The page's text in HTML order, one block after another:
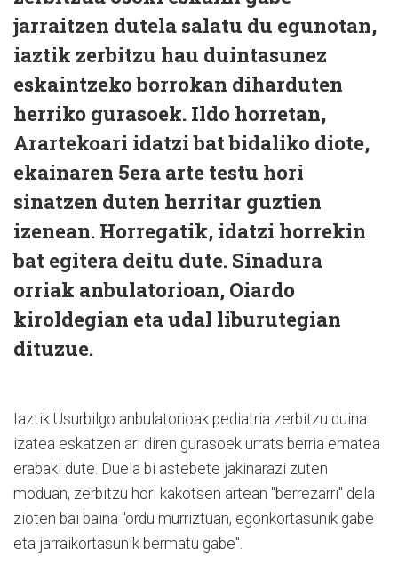
jarraitzen dutela salatu du egunotan,
iaztik zerbitzu hau duintasunez
eskaintzeko borrokan diharduten
herriko gurasoek. Ildo horretan,
Arartekoari idatzi bat bidaliko diote,
ekainaren 5era arte testu hori
sinatzen duten herritar guztien
izenean. Horregatik, idatzi horrekin
bat egitera deitu dute. Sinadura
orriak anbulatorioan, Oiardo
kiroldegian eta udal liburutegian
dituzue.
Iaztik Usurbilgo anbulatorioak pediatria zerbitzu duina
izatea eskatzen ari diren gurasoek urrats berria ematea
erabaki dute. Duela bi astebete jakinarazi zuten
moduan, zerbitzu hori kakotsen artean "berrezarri" dela
zioten bai baina "ordu murriztuan, egonkortasunik gabe
eta jarraikortasunik bermatu gabe".